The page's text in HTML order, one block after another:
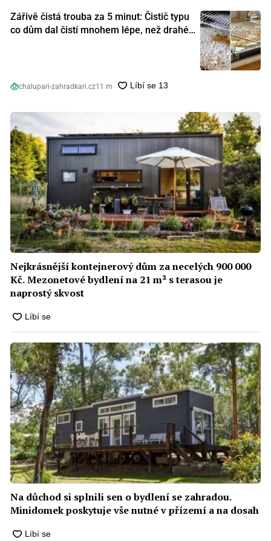
Zářivě čistá trouba za 5 minut: Čistič typu
co dům dal čistí mnohem lépe, než drahé
chalupari-zahradkari.cz11 m
Nejkrásnější kontejnerový dům za necelých 900 000
Kč. Mezonetové bydlení na 21 m² s terasou je
naprostý skvost
Na důchod si splnili sen o bydlení se zahradou.
Minidomek poskytuje vše nutné v přízemí a na dosah